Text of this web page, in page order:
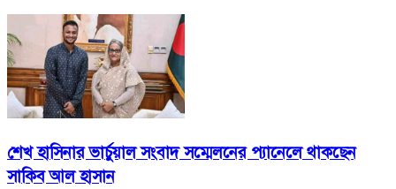
শেখ হাসিনার ভার্চুয়াল সংবাদ সম্মেলনের প্যানেলে থাকছেন
সাকিব আল হাসান